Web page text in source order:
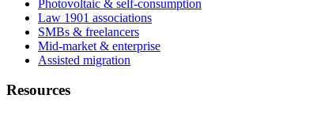
Photovoltaic & self-consumption
Law 1901 associations
SMBs & freelancers
Mid-market & enterprise
Assisted migration
Resources